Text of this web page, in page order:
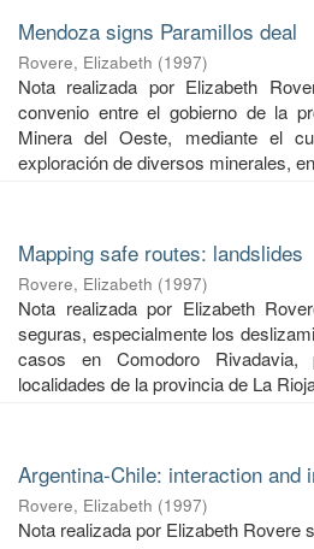
Mendoza signs Paramillos deal
Rovere, Elizabeth (1997)
Nota realizada por Elizabeth
convenio entre el gobierno de la
Minera del Oeste, mediante el
exploración de diversos minerales,
Mapping safe routes: landslides
Rovere, Elizabeth (1997)
Nota realizada por Elizabeth
seguras, especialmente los
casos en Comodoro
localidades de la provincia de La
Argentina-Chile: interaction and
Rovere, Elizabeth (1997)
Nota realizada por Elizabeth Rovere